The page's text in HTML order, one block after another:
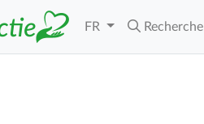
FR Recherche